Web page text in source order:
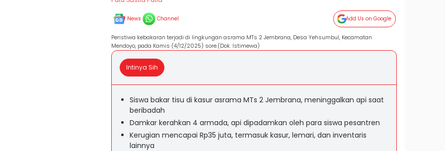
News Channel Add Us on Google
Peristiwa kebakaran terjadi di lingkungan asrama MTs 2 Jembrana, Desa Yehsumbul, Kecamatan
Mendoyo, pada Kamis (4/12/2025) sore.(Dok. Istimewa)
Intinya Sih
Siswa bakar tisu di kasur asrama MTs 2 Jembrana, meninggalkan api saat
beribadah
Damkar kerahkan 4 armada, api dipadamkan oleh para siswa pesantren
Kerugian mencapai Rp35 juta, termasuk kasur, lemari, dan inventaris
lainnya